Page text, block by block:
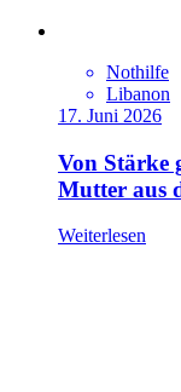
Nothilfe
Libanon
17. Juni 2026
Von Stärke
Mutter aus
Weiterlesen